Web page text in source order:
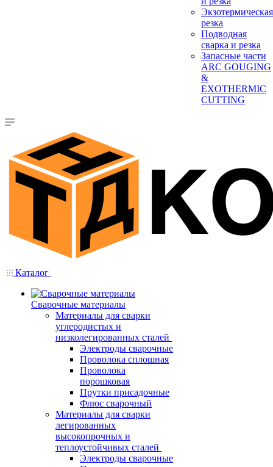
Экзотермическая
резка
Подводная
сварка и резка
Запасные части
ARC GOUGING
&
EXOTHERMIC
CUTTING
Каталог
Сварочные материалы
Материалы для сварки
углеродистых и
низколегированных сталей
Электроды сварочные
Проволока сплошная
Проволока
порошковая
Прутки присадочные
Флюс сварочный
Материалы для сварки
легированных
высокопрочных и
теплоустойчивых сталей
Электроды сварочные